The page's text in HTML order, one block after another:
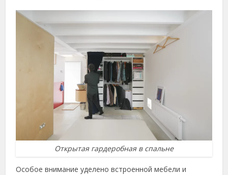
Открытая гардеробная в спальне
Особое внимание уделено встроенной мебели и